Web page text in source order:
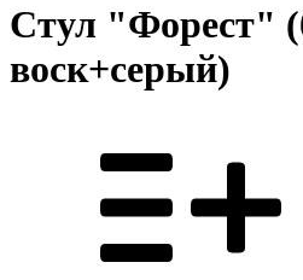
Стул "Форест"
воск+серый)